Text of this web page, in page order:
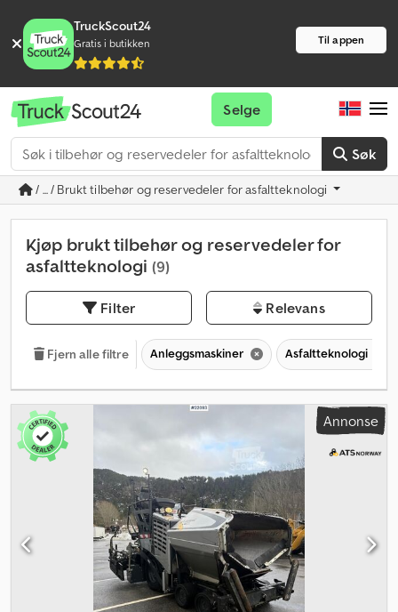
TruckScout24
Gratis i butikken Til appen
Søk
Selge
/ ... / Brukt tilbehør og reservedeler for asfaltteknologi
Kjøp brukt tilbehør og reservedeler for
asfaltteknologi (9)
Filter Relevans
Fjern alle filtre Anleggsmaskiner Asfaltteknologi
Annonse